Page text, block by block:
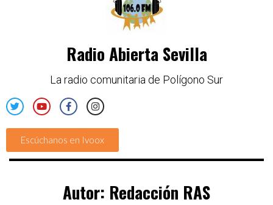
Radio Abierta Sevilla
La radio comunitaria de Polígono Sur
Escúchanos en Ivoox
Autor: Redacción RAS